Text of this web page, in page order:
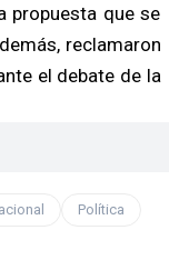
propuesta que se
reclamaron
el debate de la
Política